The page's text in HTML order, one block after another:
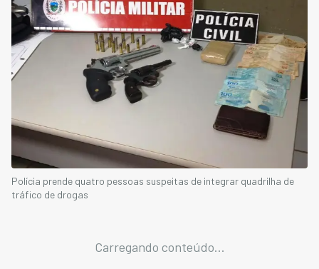
Polícia prende quatro pessoas suspeitas de integrar quadrilha de
tráfico de drogas
Carregando conteúdo...